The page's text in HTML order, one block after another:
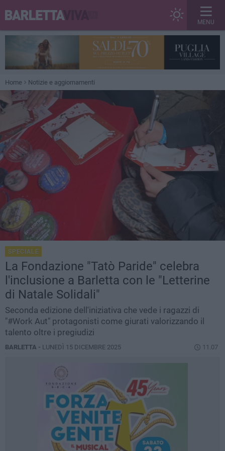
MENU
Home Notizie e aggiornamenti
SPECIALE
La Fondazione "Tatò Paride" celebra
l'inclusione a Barletta con le "Letterine
di Natale Solidali"
Seconda edizione dell'iniziativa che vede i ragazzi di
"#Work Aut" protagonisti come giurati valorizzando il
talento oltre i pregiudizi
BARLETTA - LUNEDÌ 15 DICEMBRE 2025 11.07